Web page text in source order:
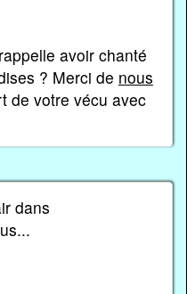
avoir chanté
? Merci de nous
de votre vécu avec
dans